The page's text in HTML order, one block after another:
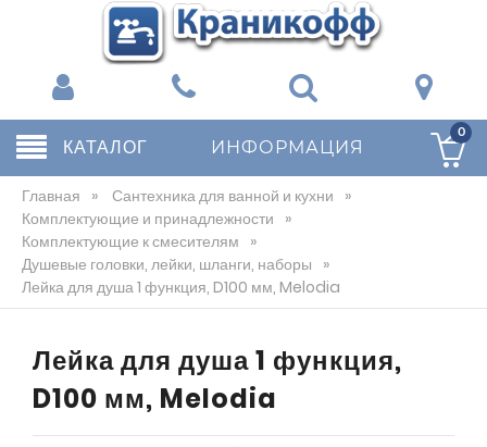
КАТАЛОГ ИНФОРМАЦИЯ
0
Главная » Сантехника для ванной и кухни »
Комплектующие и принадлежности »
Комплектующие к смесителям »
Душевые головки, лейки, шланги, наборы »
Лейка для душа 1 функция, D100 мм, Melodia
Лейка для душа 1 функция,
D100 мм, Melodia